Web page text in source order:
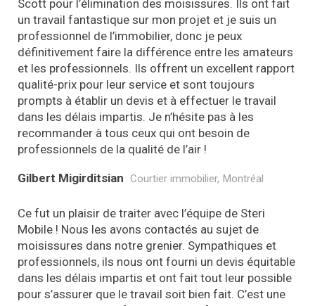
Scott pour l’élimination des moisissures. Ils ont fait
un travail fantastique sur mon projet et je suis un
professionnel de l’immobilier, donc je peux
définitivement faire la différence entre les amateurs
et les professionnels. Ils offrent un excellent rapport
qualité-prix pour leur service et sont toujours
prompts à établir un devis et à effectuer le travail
dans les délais impartis. Je n’hésite pas à les
recommander à tous ceux qui ont besoin de
professionnels de la qualité de l’air !
Gilbert Migirditsian Courtier immobilier, Montréal
Ce fut un plaisir de traiter avec l’équipe de Steri
Mobile ! Nous les avons contactés au sujet de
moisissures dans notre grenier. Sympathiques et
professionnels, ils nous ont fourni un devis équitable
dans les délais impartis et ont fait tout leur possible
pour s’assurer que le travail soit bien fait. C’est une